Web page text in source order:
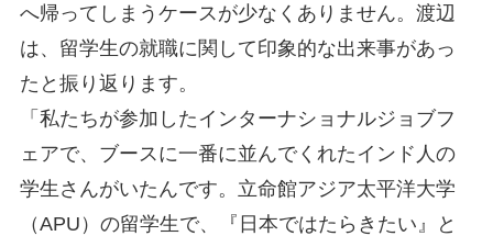
へ帰ってしまうケースが少なくありません。渡辺
は、留学生の就職に関して印象的な出来事があっ
たと振り返ります。
「私たちが参加したインターナショナルジョブフ
ェアで、ブースに一番に並んでくれたインド人の
学生さんがいたんです。立命館アジア太平洋大学
（APU）の留学生で、『日本ではたらきたい』と